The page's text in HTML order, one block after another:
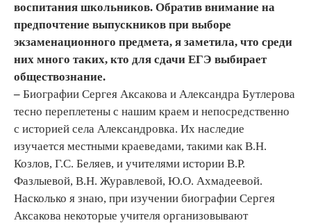
воспитания школьников. Обратив внимание на
предпочтение выпускников при выборе
экзаменационного предмета, я заметила, что среди
них много таких, кто для сдачи ЕГЭ выбирает
обществознание.
– Биографии Сергея Аксакова и Александра Бутлерова
тесно переплетены с нашим краем и непосредственно
с историей села Александровка. Их наследие
изучается местными краеведами, такими как В.Н.
Козлов, Г.С. Беляев, и учителями истории В.Р.
Фазлыевой, В.Н. Журавлевой, Ю.О. Ахмадеевой.
Насколько я знаю, при изучении биографии Сергея
Аксакова некоторые учителя организовывают